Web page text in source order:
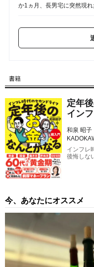
か1ヵ月、長男宅に突然現れ
「今年も全部お願いね」
円・貯蓄2,600万円〉60代
孤独の中で失った「40万円
「やっぱり娘の子が一番可
露骨な“孫差別”を続けた79
得」 NEW 2026/08/08
書籍
定年
イン
和泉 昭子
インフレ
後悔しな
今、あなたにオススメ